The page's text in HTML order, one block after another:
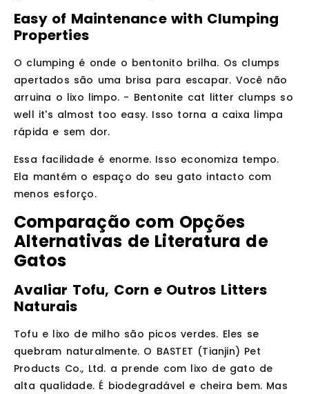
Easy of Maintenance with Clumping
Properties
O clumping é onde o bentonito brilha. Os clumps
apertados são uma brisa para escapar. Você não
arruina o lixo limpo. - Bentonite cat litter clumps so
well it's almost too easy. Isso torna a caixa limpa
rápida e sem dor.
Essa facilidade é enorme. Isso economiza tempo.
Ela mantém o espaço do seu gato intacto com
menos esforço.
Comparação com Opções
Alternativas de Literatura de
Gatos
Avaliar Tofu, Corn e Outros Litters
Naturais
Tofu e lixo de milho são picos verdes. Eles se
quebram naturalmente. O BASTET (Tianjin) Pet
Products Co., Ltd. a prende com lixo de gato de
alta qualidade. É biodegradável e cheira bem. Mas